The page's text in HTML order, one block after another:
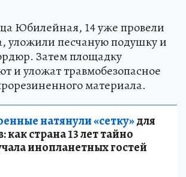
Юбилейная, 14 уже провели
уложили песчаную подушку и
Затем площадку
и уложат травмобезопасное
материала.
натянули «сетку»для
страна 13 лет тайно
инопланетных гостей